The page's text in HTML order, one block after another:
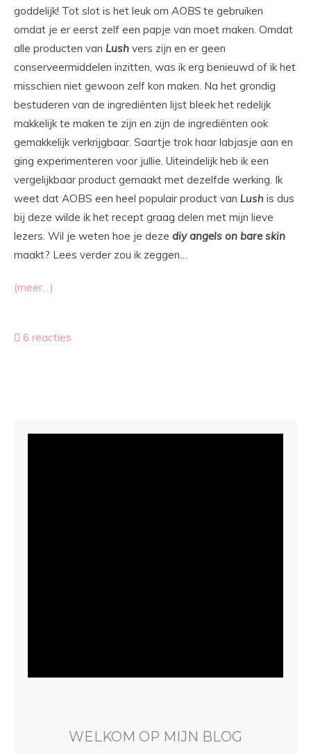
goddelijk! Tot slot is het leuk om AOBS te gebruiken
omdat je er eerst zelf een papje van moet maken. Omdat
alle producten van Lush vers zijn en er geen
conserveermiddelen inzitten, was ik erg benieuwd of ik het
misschien niet gewoon zelf kon maken. Na het grondig
bestuderen van de ingrediënten lijst bleek het redelijk
makkelijk te maken te zijn en zijn de ingrediënten ook
gemakkelijk verkrijgbaar. Saartje trok haar labjasje aan en
ging experimenteren voor jullie. Uiteindelijk heb ik een
vergelijkbaar product gemaakt met dezelfde werking. Ik
weet dat AOBS een heel populair product van Lush is dus
bij deze wilde ik het recept graag delen met mijn lieve
lezers. Wil je weten hoe je deze diy angels on bare skin
maakt? Lees verder zou ik zeggen…
(meer…)
6 reacties
WELKOM OP MIJN BLOG